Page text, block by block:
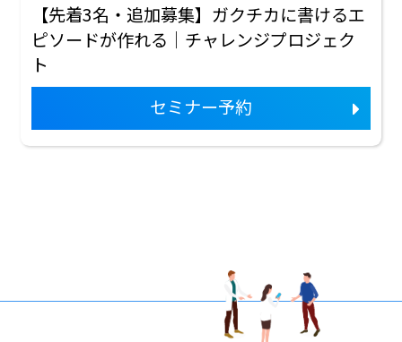
【先着3名・追加募集】ガクチカに書けるエ
ピソードが作れる｜チャレンジプロジェク
ト
セミナー予約